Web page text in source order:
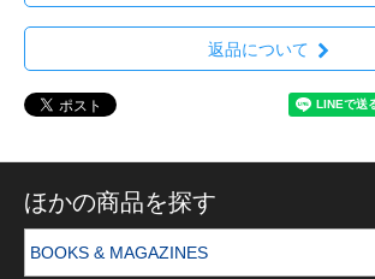
返品について
ほかの商品を探す